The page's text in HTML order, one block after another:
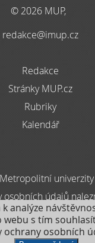
© 2026 MUP,
redakce@imup.cz
Redakce
Stránky MUP.cz
Rubriky
Kalendář
univerzity
osobních údajů
zde
.
analýze
s tím
ochrany osobních